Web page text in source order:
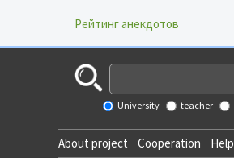
Рейтинг анекдотов
University teacher
About project Cooperation Help